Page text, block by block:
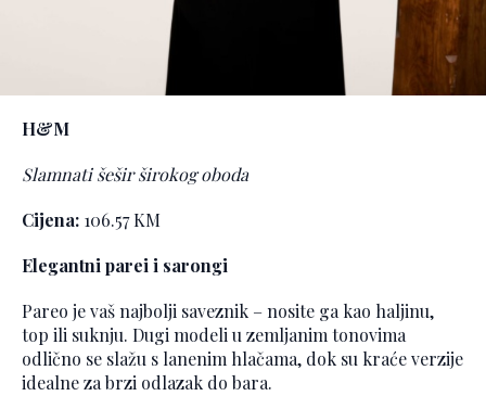
H&M
Slamnati šešir širokog oboda
Cijena: 106.57 KM
Elegantni parei i sarongi
Pareo je vaš najbolji saveznik – nosite ga kao haljinu,
top ili suknju. Dugi modeli u zemljanim tonovima
odlično se slažu s lanenim hlačama, dok su kraće verzije
idealne za brzi odlazak do bara.